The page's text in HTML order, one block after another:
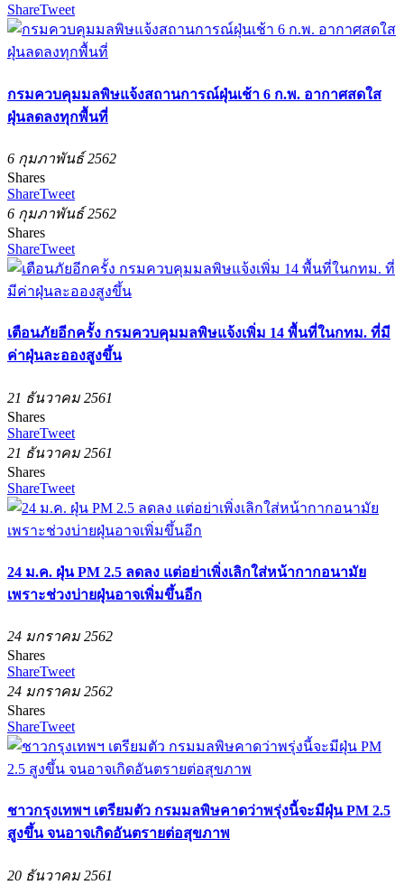
ShareTweet
กรมควบคุมมลพิษแจ้งสถานการณ์ฝุ่นเช้า 6 ก.พ. อากาศสดใส
ฝุ่นลดลงทุกพื้นที่
6 กุมภาพันธ์ 2562
Shares
ShareTweet
6 กุมภาพันธ์ 2562
Shares
ShareTweet
เตือนภัยอีกครั้ง กรมควบคุมมลพิษแจ้งเพิ่ม 14 พื้นที่ในกทม. ที่มี
ค่าฝุ่นละอองสูงขึ้น
21 ธันวาคม 2561
Shares
ShareTweet
21 ธันวาคม 2561
Shares
ShareTweet
24 ม.ค. ฝุ่น PM 2.5 ลดลง แต่อย่าเพิ่งเลิกใส่หน้ากากอนามัย
เพราะช่วงบ่ายฝุ่นอาจเพิ่มขึ้นอีก
24 มกราคม 2562
Shares
ShareTweet
24 มกราคม 2562
Shares
ShareTweet
ชาวกรุงเทพฯ เตรียมตัว กรมมลพิษคาดว่าพรุ่งนี้จะมีฝุ่น PM 2.5
สูงขึ้น จนอาจเกิดอันตรายต่อสุขภาพ
20 ธันวาคม 2561